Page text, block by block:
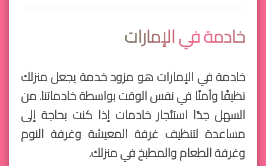
خادمة في الإمارات
خادمة في الإمارات هو مزود خدمة يجعل منزلك
نظيفًا وآمنًا في نفس الوقت بواسطة خادماتنا. من
السهل جدًا استئجار خادمات إذا كنت بحاجة إلى
مساعدة لتنظيف غرفة المعيشة وغرفة النوم
وغرفة الطعام والمطبخ في منزلك.